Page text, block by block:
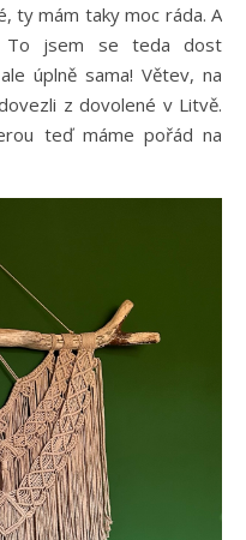
ty mám taky moc ráda. A
jsem se teda dost
úplně sama! Větev, na
z dovolené v Litvě.
teď máme pořád na